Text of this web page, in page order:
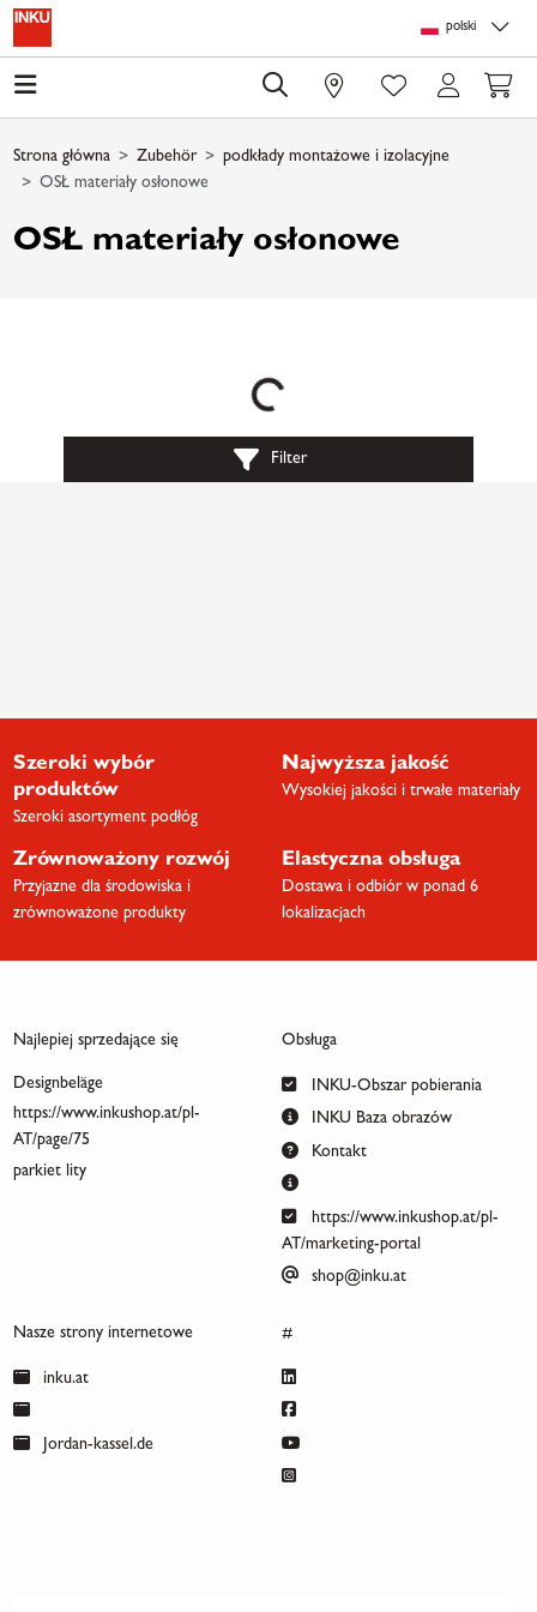
Skip to main content
polski
0
Strona główna Zubehör
podkłady montażowe i izolacyjne
OSŁ materiały osłonowe
OSŁ materiały osłonowe
Loading...
Filter
Szeroki wybór
produktów
Szeroki asortyment podłóg
Najwyższa jakość
Wysokiej jakości i trwałe materiały
Zrównoważony rozwój
Przyjazne dla środowiska i
zrównoważone produkty
Elastyczna obsługa
Dostawa i odbiór w ponad 6
lokalizacjach
Najlepiej sprzedające się
Designbeläge
https://www.inkushop.at/pl-
AT/page/75
parkiet lity
Obsługa
INKU-Obszar pobierania
INKU Baza obrazów
Kontakt
https://www.inkushop.at/pl-
AT/marketing-portal
shop@inku.at
Nasze strony internetowe
inku.at
Jordan-kassel.de
#